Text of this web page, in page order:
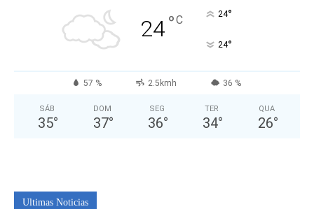
24°C 24°
24°
57 % 2.5kmh 36 %
SÁB
35°
DOM
37°
SEG
36°
TER
34°
QUA
26°
Ultimas Noticias